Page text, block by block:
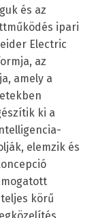
és az
ipari
Electric
az
amely a
ki a
elemzik és
körű